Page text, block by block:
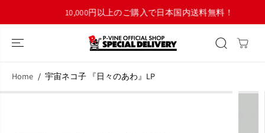
コンテンツにス10,000円以上のご購入で日本国内送料無料！
Home 宇宙ネコ子 『日々のあわ』LP